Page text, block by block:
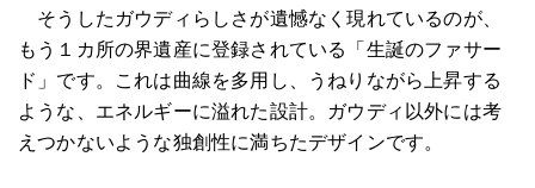
そうしたガウディらしさが遺憾なく現れているのが、
もう１カ所の界遺産に登録されている「生誕のファサー
ド」です。これは曲線を多用し、うねりながら上昇する
ような、エネルギーに溢れた設計。ガウディ以外には考
えつかないような独創性に満ちたデザインです。